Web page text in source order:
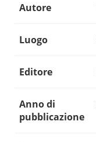
Autore
Luogo
Editore
Anno di
pubblicazione